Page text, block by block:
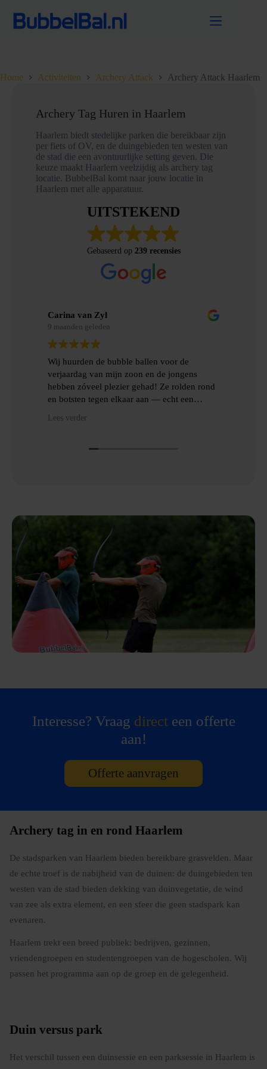
naar
Home Activiteiten Archery Attack Archery Attack Haarlem
Archery Tag Huren in Haarlem
Haarlem biedt stedelijke parken die bereikbaar zijn
per fiets of OV, en de duingebieden ten westen van
de stad die een avontuurlijke setting geven. Die
keuze maakt Haarlem veelzijdig als archery tag
locatie. BubbelBal komt naar jouw locatie in
Haarlem met alle apparatuur.
UITSTEKEND
Gebaseerd op 239 recensies
Carina van Zyl
9 maanden geleden
Wij huurden de bubble ballen voor de
verjaardag van mijn zoon en de jongens
hebben zóveel plezier gehad! Ze rolden rond
en botsten tegen elkaar aan — echt een
Lees verder
Interesse? Vraag directeen offerte
aan!
Offerte aanvragen
Archery tag in en rond Haarlem
De stadsparken van Haarlem bieden bereikbare grasvelden. Maar
de echte troef is de nabijheid van de duinen: de duingebieden ten
westen van de stad bieden dekking van duinvegetatie, de wind
van zee als extra element, en een sfeer die geen stadspark kan
evenaren.
Haarlem trekt een breed publiek: bedrijven, gezinnen,
vriendengroepen en studentengroepen van de hogescholen. Wij
passen het programma aan op de groep en de gelegenheid.
Duin versus park
Het verschil tussen een duinsessie en een parksessie in Haarlem is